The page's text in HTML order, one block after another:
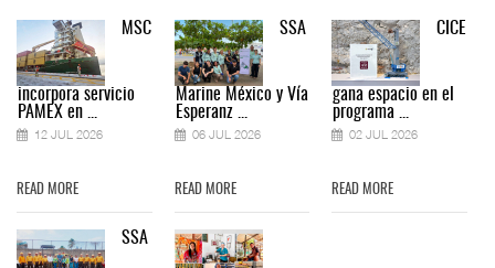
MSC
incorpora servicio
PAMEX en ...
12 JUL 2026
READ MORE
SSA
SSA
Marine México y Vía
Esperanz ...
06 JUL 2026
READ MORE
CICE
gana espacio en el
programa ...
02 JUL 2026
READ MORE